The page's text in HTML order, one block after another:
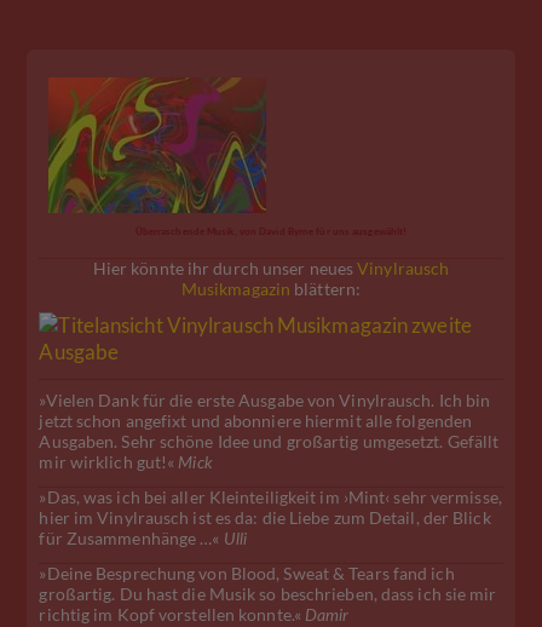
Überraschende Musik, von David Byrne für uns ausgewählt!
Hier könnte ihr durch unser neuesVinylrausch
Musikmagazin blättern:
»Vielen Dank für die erste Ausgabe von Vinylrausch. Ich bin
jetzt schon angefixt und abonniere hiermit alle folgenden
Ausgaben. Sehr schöne Idee und großartig umgesetzt. Gefällt
mir wirklich gut!« Mick
»Das, was ich bei aller Kleinteiligkeit im ›Mint‹ sehr vermisse,
hier im Vinylrausch ist es da: die Liebe zum Detail, der Blick
für Zusammenhänge …« Ulli
»Deine Besprechung von Blood, Sweat & Tears fand ich
großartig. Du hast die Musik so beschrieben, dass ich sie mir
richtig im Kopf vorstellen konnte.« Damir